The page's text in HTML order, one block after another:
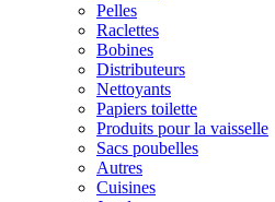
Pelles
Raclettes
Bobines
Distributeurs
Nettoyants
Papiers toilette
Produits pour la vaisselle
Sacs poubelles
Autres
Cuisines